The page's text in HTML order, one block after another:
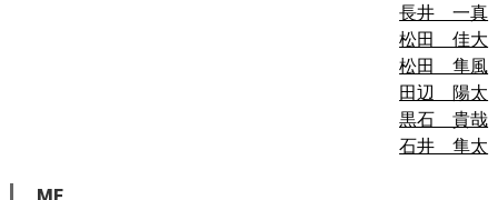
長井 一真
松田 佳大
松田 隼風
田辺 陽太
黒石 貴哉
石井 隼太